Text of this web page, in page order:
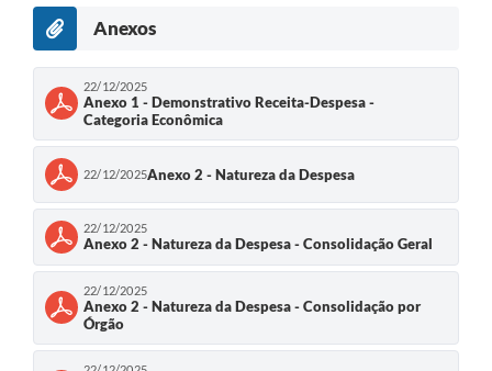
Anexos
22/12/2025
Anexo 1 - Demonstrativo Receita-Despesa -
Categoria Econômica
22/12/2025Anexo 2 - Natureza da Despesa
22/12/2025
Anexo 2 - Natureza da Despesa - Consolidação Geral
22/12/2025
Anexo 2 - Natureza da Despesa - Consolidação por
Órgão